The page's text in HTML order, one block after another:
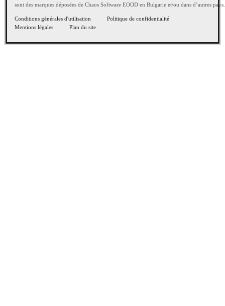
sont des marques déposées de Chaos Software EOOD en Bulgarie et/ou dans d’autres pays.
Conditions générales d'utilisation
Politique de confidentialité
Mentions légales
Plan du site